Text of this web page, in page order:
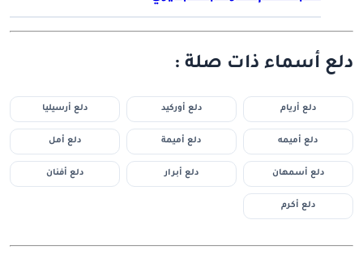
دلع أسماء ذات صلة :
دلع أريام دلع أوركيد دلع أرسيليا
دلع أميمه دلع أميمة دلع أمل
دلع أسمهان دلع أبرار دلع أفنان
دلع أكرم